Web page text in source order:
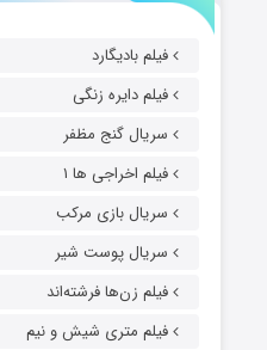
فیلم بادیگارد
فیلم دایره زنگی
سریال گنج مظفر
فیلم اخراجی ها ۱
سریال بازی مرکب
سریال پوست شیر
فیلم زن‌ها فرشته‌اند
فیلم متری شیش و نیم